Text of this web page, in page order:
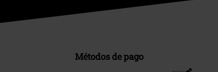
Métodos de pago